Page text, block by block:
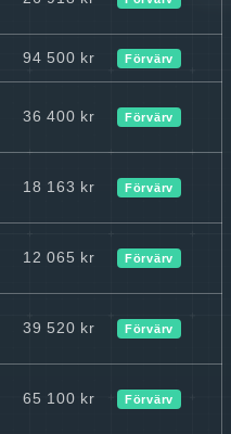
94 500 kr Förvärv
36 400 kr Förvärv
18 163 kr Förvärv
12 065 kr Förvärv
39 520 kr Förvärv
65 100 kr Förvärv